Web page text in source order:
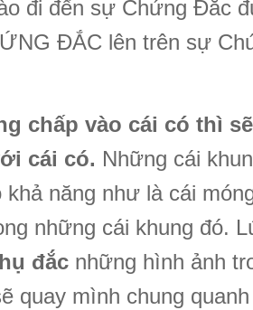
đi đến sự Chứng Đắc
ĐẮC lên trên sự
chấp vào cái có thì
cái có. Những cái
khả năng như là cái
những cái khung đó.
đắc những hình ảnh
quay mình chung